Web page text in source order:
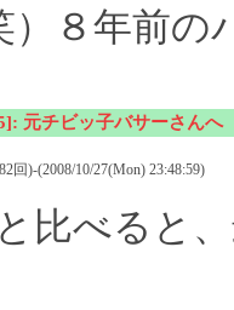
）８年前
元チビッ子バサーさんへ
回)-(2008/10/27(Mon) 23:48:59)
比べると